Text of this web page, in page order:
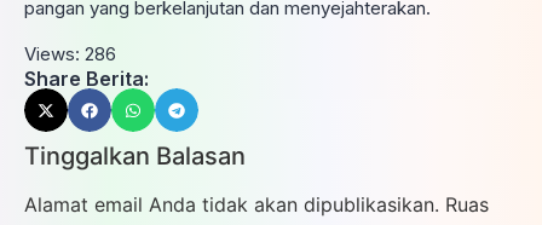
pangan yang berkelanjutan dan menyejahterakan.
Views: 286
Share Berita:
Tinggalkan Balasan
Alamat email Anda tidak akan dipublikasikan. Ruas